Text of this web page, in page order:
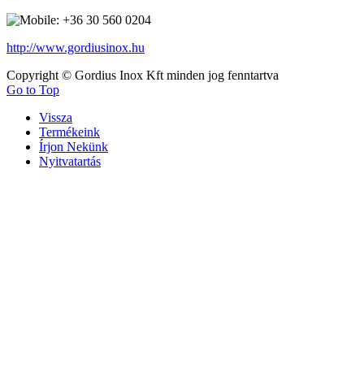
+36 30 560 0204
http://www.gordiusinox.hu
Copyright © Gordius Inox Kft minden jog fenntartva
Go to Top
Vissza
Termékeink
Írjon Nekünk
Nyitvatartás